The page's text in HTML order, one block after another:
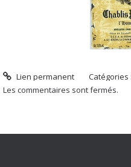
Lien permanent
Les commentaires sont fermés.